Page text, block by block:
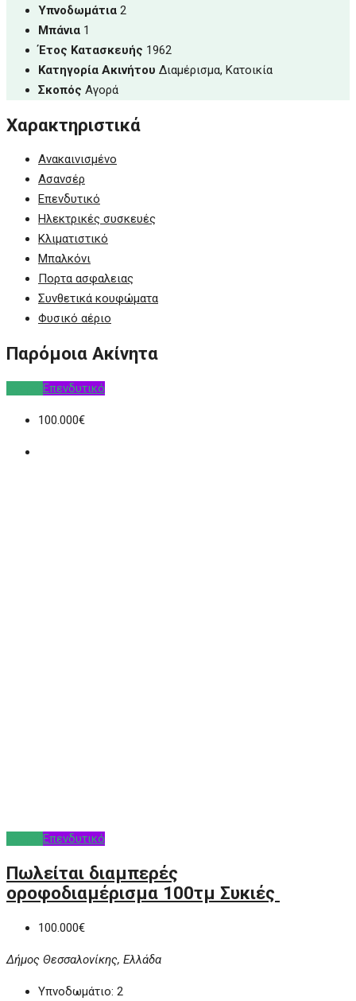
Υπνοδωμάτια 2
Μπάνια 1
Έτος Κατασκευής 1962
Κατηγορία Ακινήτου Διαμέρισμα, Κατοικία
Σκοπός Αγορά
Χαρακτηριστικά
Ανακαινισμένο
Ασανσέρ
Επενδυτικό
Ηλεκτρικές συσκευές
Κλιματιστικό
Μπαλκόνι
Πορτα ασφαλειας
Συνθετικά κουφώματα
Φυσικό αέριο
Παρόμοια Ακίνητα
Επενδυτικό
100.000€
Επενδυτικό
Πωλείται διαμπερές
οροφοδιαμέρισμα 100τμ Συκιές
100.000€
Δήμος Θεσσαλονίκης, Ελλάδα
Υπνοδωμάτιο: 2